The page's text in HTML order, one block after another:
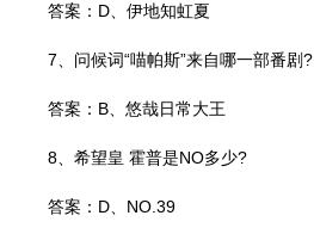
答案：D、伊地知虹夏
7、问候词“喵帕斯”来自哪一部番剧?
答案：B、悠哉日常大王
8、希望皇 霍普是NO多少?
答案：D、NO.39